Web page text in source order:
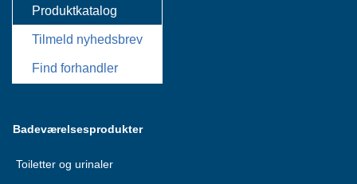
Produktkatalog
Tilmeld nyhedsbrev
Find forhandler
Badeværelsesprodukter
Toiletter og urinaler